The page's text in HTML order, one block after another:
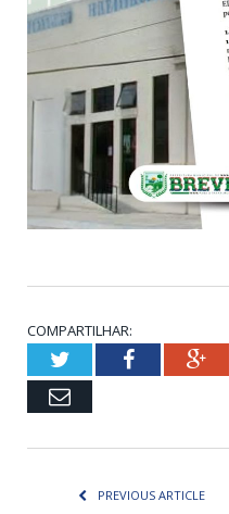
COMPARTILHAR:
TwitterFacebook
Email
PREVIOUS ARTICLE